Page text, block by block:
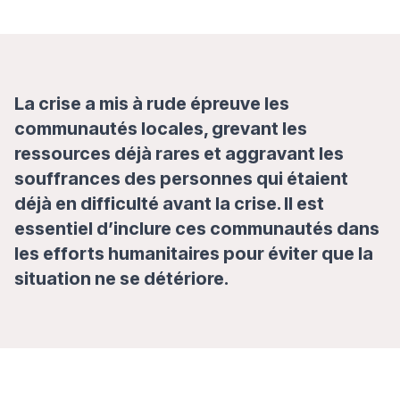
La crise a mis à rude épreuve les
communautés locales, grevant les
ressources déjà rares et aggravant les
souffrances des personnes qui étaient
déjà en difficulté avant la crise. Il est
essentiel d’inclure ces communautés dans
les efforts humanitaires pour éviter que la
situation ne se détériore.